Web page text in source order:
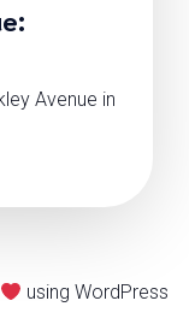
Avenue in
using WordPress